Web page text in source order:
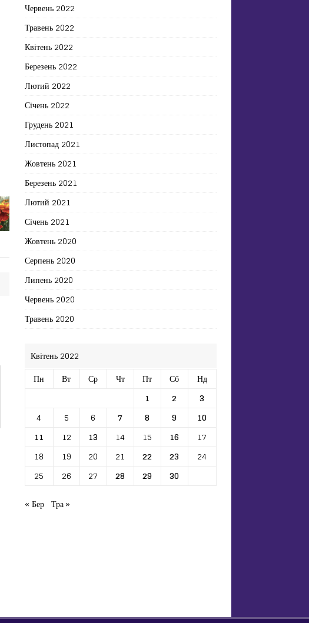
Червень 2022
Травень 2022
Квітень 2022
Березень 2022
Лютий 2022
Січень 2022
Грудень 2021
Листопад 2021
Жовтень 2021
Березень 2021
Лютий 2021
Січень 2021
Жовтень 2020
Серпень 2020
Липень 2020
Червень 2020
Травень 2020
Квітень 2022
Пн
Вт Ср Чт Пт Сб
Нд
1
2
3
4
5 6 7 8 9
10
11
12 13 14 15 16
17
18
19 20 21 22 23
24
25
26 27 28 29
30
« Бер Тра »